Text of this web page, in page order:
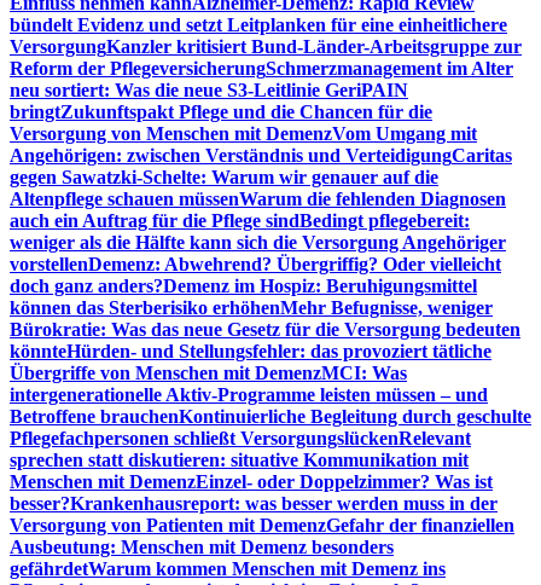
bündelt Evidenz und setzt Leitplanken für eine einheitlichere
VersorgungKanzler kritisiert Bund-Länder-Arbeitsgruppe zur
Reform der PflegeversicherungSchmerzmanagement im Alter
neu sortiert: Was die neue S3-Leitlinie GeriPAIN
bringtZukunftspakt Pflege und die Chancen für die
Versorgung von Menschen mit DemenzVom Umgang mit
Angehörigen: zwischen Verständnis und VerteidigungCaritas
gegen Sawatzki-Schelte: Warum wir genauer auf die
Altenpflege schauen müssenWarum die fehlenden Diagnosen
auch ein Auftrag für die Pflege sindBedingt pflegebereit:
weniger als die Hälfte kann sich die Versorgung Angehöriger
vorstellenDemenz: Abwehrend? Übergriffig? Oder vielleicht
doch ganz anders?Demenz im Hospiz: Beruhigungsmittel
können das Sterberisiko erhöhenMehr Befugnisse, weniger
Bürokratie: Was das neue Gesetz für die Versorgung bedeuten
könnteHürden- und Stellungsfehler: das provoziert tätliche
Übergriffe von Menschen mit DemenzMCI: Was
intergenerationelle Aktiv-Programme leisten müssen – und
Betroffene brauchenKontinuierliche Begleitung durch geschulte
Pflegefachpersonen schließt VersorgungslückenRelevant
sprechen statt diskutieren: situative Kommunikation mit
Menschen mit DemenzEinzel- oder Doppelzimmer? Was ist
besser?Krankenhausreport: was besser werden muss in der
Versorgung von Patienten mit DemenzGefahr der finanziellen
Ausbeutung: Menschen mit Demenz besonders
gefährdetWarum kommen Menschen mit Demenz ins